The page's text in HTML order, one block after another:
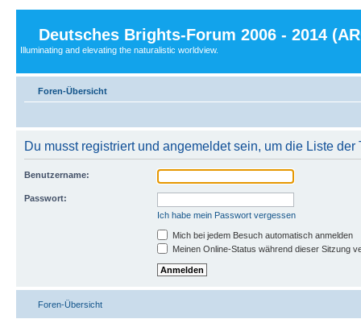
Deutsches Brights-Forum 2006 - 2014
Illuminating and elevating the naturalistic worldview.
Foren-Übersicht
Du musst registriert und angemeldet sein, um die Liste
Benutzername:
Passwort:
Ich habe mein Passwort vergessen
Mich bei jedem Besuch automatisch anmelden
Meinen Online-Status während dieser Sitzung
Foren-Übersicht